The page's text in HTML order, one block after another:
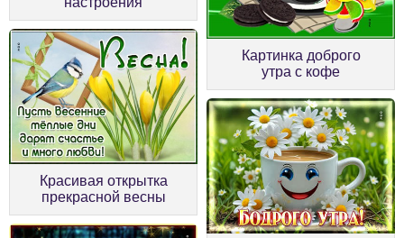
Картинка доброго
утра с кофе
Красивая открытка
прекрасной весны